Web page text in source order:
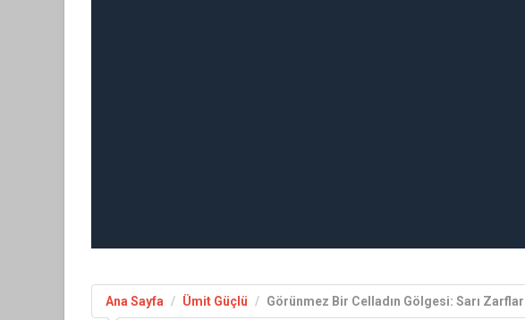
Ana Sayfa Ümit Güçlü Görünmez Bir Celladın Gölgesi: Sarı Zarflar